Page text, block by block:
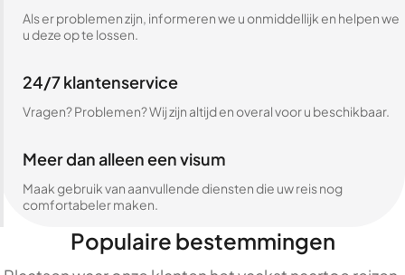
Als er problemen zijn, informeren we u onmiddellijk en helpen we
u deze op te lossen.
24/7 klantenservice
Vragen? Problemen? Wij zijn altijd en overal voor u beschikbaar.
Meer dan alleen een visum
Maak gebruik van aanvullende diensten die uw reis nog
comfortabeler maken.
Populaire bestemmingen